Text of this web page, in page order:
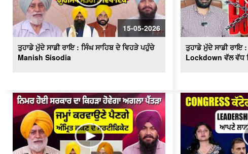
15-05-2026
ਤੁਹਾਡੇ ਮੁੱਦੇ ਸਾਡੀ ਰਾਇ : ਸਿੰਘ ਸਾਹਿਬ ਦੇ ਵਿਹੜੇ ਪਹੁੰਚੇ
Manish Sisodia
ਤੁਹਾਡੇ ਮੁੱਦੇ ਸਾਡੀ
Lockdown ਵੱਲ ਵੱਧ